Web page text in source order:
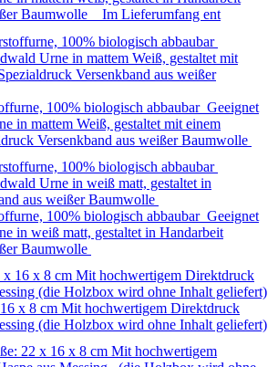
Baumwolle Im Lieferumfang ent
100% biologisch abbaubar Geeignet
in mattem Weiß, gestaltet mit einem
Versenkband aus weißer Baumwolle
100% biologisch abbaubar Geeignet
in weiß matt, gestaltet in Handarbeit
Baumwolle
x 8 cm Mit hochwertigem Direktdruck
(die Holzbox wird ohne Inhalt geliefert)